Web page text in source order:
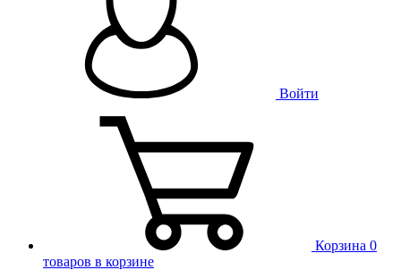
Войти
Корзина 0
товаров в корзине